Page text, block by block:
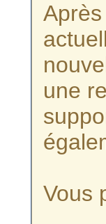
une
Vous